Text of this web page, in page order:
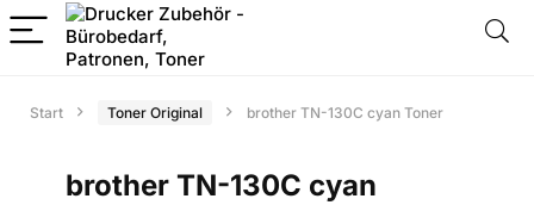
Start Toner Original brother TN-130C cyan Toner
brother TN-130C cyan